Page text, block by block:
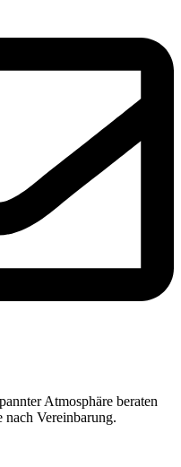
Atmosphäre beraten
nach Vereinbarung.